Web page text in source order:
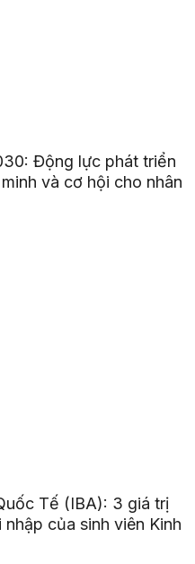
Động lực phát triển
và cơ hội cho nhân
Tế (IBA): 3 giá trị
của sinh viên Kinh